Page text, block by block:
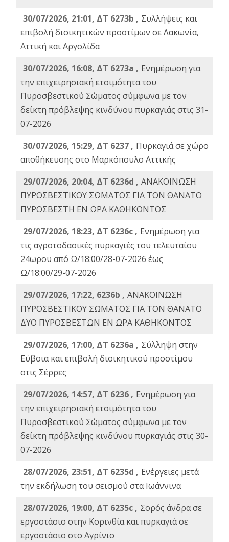
30/07/2026, 21:01, ΔΤ 6273b , Συλλήψεις και
επιβολή διοικητικών προστίμων σε Λακωνία,
Αττική και Αργολίδα
30/07/2026, 16:08, ΔΤ 6273a , Ενημέρωση για
την επιχειρησιακή ετοιμότητα του
Πυροσβεστικού Σώματος σύμφωνα με τον
δείκτη πρόβλεψης κινδύνου πυρκαγιάς στις 31-
07-2026
30/07/2026, 15:29, ΔΤ 6237 , Πυρκαγιά σε χώρο
αποθήκευσης στο Μαρκόπουλο Αττικής
29/07/2026, 20:04, ΔΤ 6236d , ΑΝΑΚΟΙΝΩΣΗ
ΠΥΡΟΣΒΕΣΤΙΚΟΥ ΣΩΜΑΤΟΣ ΓΙΑ ΤΟΝ ΘΑΝΑΤΟ
ΠΥΡΟΣΒΕΣΤΗ ΕΝ ΩΡΑ ΚΑΘΗΚΟΝΤΟΣ
29/07/2026, 18:23, ΔΤ 6236c , Ενημέρωση για
τις αγροτοδασικές πυρκαγιές του τελευταίου
24ωρου από Ω/18:00/28-07-2026 έως
Ω/18:00/29-07-2026
29/07/2026, 17:22, 6236b , ΑΝΑΚΟΙΝΩΣΗ
ΠΥΡΟΣΒΕΣΤΙΚΟΥ ΣΩΜΑΤΟΣ ΓΙΑ ΤΟΝ ΘΑΝΑΤΟ
ΔΥΟ ΠΥΡΟΣΒΕΣΤΩΝ ΕΝ ΩΡΑ ΚΑΘΗΚΟΝΤΟΣ
29/07/2026, 17:00, ΔΤ 6236a , Σύλληψη στην
Εύβοια και επιβολή διοικητικού προστίμου
στις Σέρρες
29/07/2026, 14:57, ΔΤ 6236 , Ενημέρωση για
την επιχειρησιακή ετοιμότητα του
Πυροσβεστικού Σώματος σύμφωνα με τον
δείκτη πρόβλεψης κινδύνου πυρκαγιάς στις 30-
07-2026
28/07/2026, 23:51, ΔΤ 6235d , Ενέργειες μετά
την εκδήλωση του σεισμού στα Ιωάννινα
28/07/2026, 19:00, ΔΤ 6235c , Σορός άνδρα σε
εργοστάσιο στην Κορινθία και πυρκαγιά σε
εργοστάσιο στο Αγρίνιο